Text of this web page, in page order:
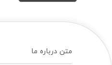
متن درباره ما